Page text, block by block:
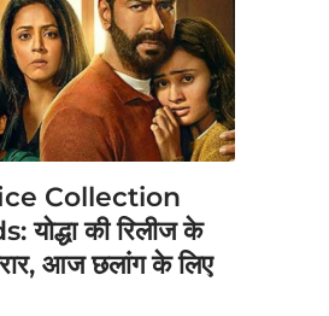
Collection
की रिलीज के
आज छलांग के लिए